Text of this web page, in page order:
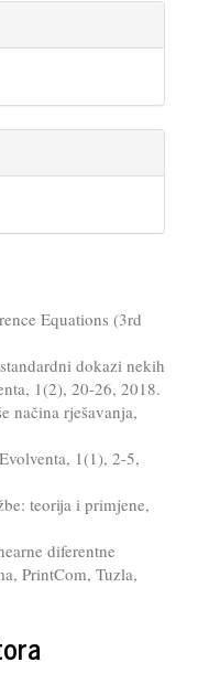
Equations (3rd
dokazi nekih
1(2), 20-26, 2018.
načina rješavanja,
1(1), 2-5,
teorija i primjene,
diferentne
PrintCom, Tuzla,